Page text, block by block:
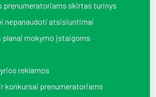
prenumeratoriams skirtas turinys
nepanaudoti atsisiuntimai
planai mokymo įstaigoms
reklamos
konkursai prenumeratoriams